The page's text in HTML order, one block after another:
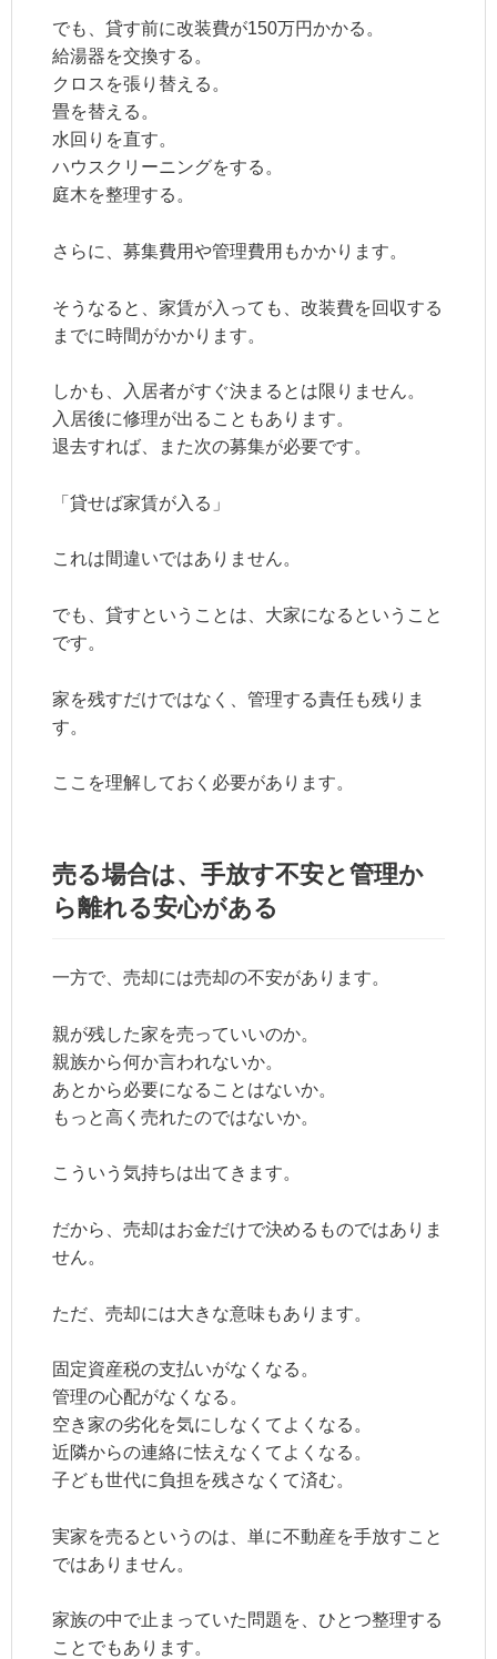
でも、貸す前に改装費が150万円かかる。
給湯器を交換する。
クロスを張り替える。
畳を替える。
水回りを直す。
ハウスクリーニングをする。
庭木を整理する。
さらに、募集費用や管理費用もかかります。
そうなると、家賃が入っても、改装費を回収する
までに時間がかかります。
しかも、入居者がすぐ決まるとは限りません。
入居後に修理が出ることもあります。
退去すれば、また次の募集が必要です。
「貸せば家賃が入る」
これは間違いではありません。
でも、貸すということは、大家になるということ
です。
家を残すだけではなく、管理する責任も残りま
す。
ここを理解しておく必要があります。
売る場合は、手放す不安と管理か
ら離れる安心がある
一方で、売却には売却の不安があります。
親が残した家を売っていいのか。
親族から何か言われないか。
あとから必要になることはないか。
もっと高く売れたのではないか。
こういう気持ちは出てきます。
だから、売却はお金だけで決めるものではありま
せん。
ただ、売却には大きな意味もあります。
固定資産税の支払いがなくなる。
管理の心配がなくなる。
空き家の劣化を気にしなくてよくなる。
近隣からの連絡に怯えなくてよくなる。
子ども世代に負担を残さなくて済む。
実家を売るというのは、単に不動産を手放すこと
ではありません。
家族の中で止まっていた問題を、ひとつ整理する
ことでもあります。